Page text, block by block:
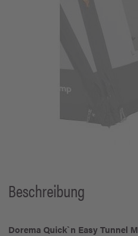
Beschreibung
Dorema Quick`n Easy Tunnel M